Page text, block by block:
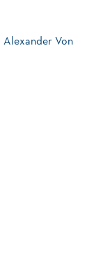
Von